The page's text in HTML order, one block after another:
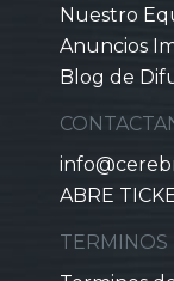
Nuestro
Anuncios
Blog de
ABRE
TERMINOS